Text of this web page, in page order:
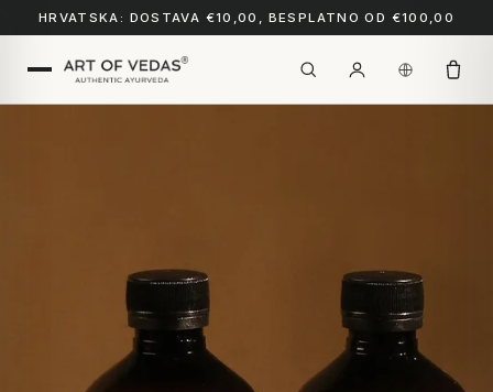
HRVATSKA: DOSTAVA €10,00, BESPLATNO OD €100,00